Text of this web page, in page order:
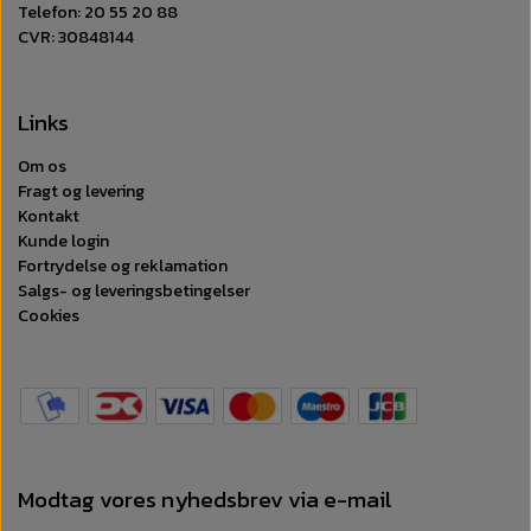
Overlegent design:
Materiale:
Telefon: 20 55 20 88
CVR: 30848144
Links
Om os
Fragt og levering
Kontakt
Kunde login
Fortrydelse og reklamation
Salgs- og leveringsbetingelser
Cookies
Modtag vores nyhedsbrev via e-mail